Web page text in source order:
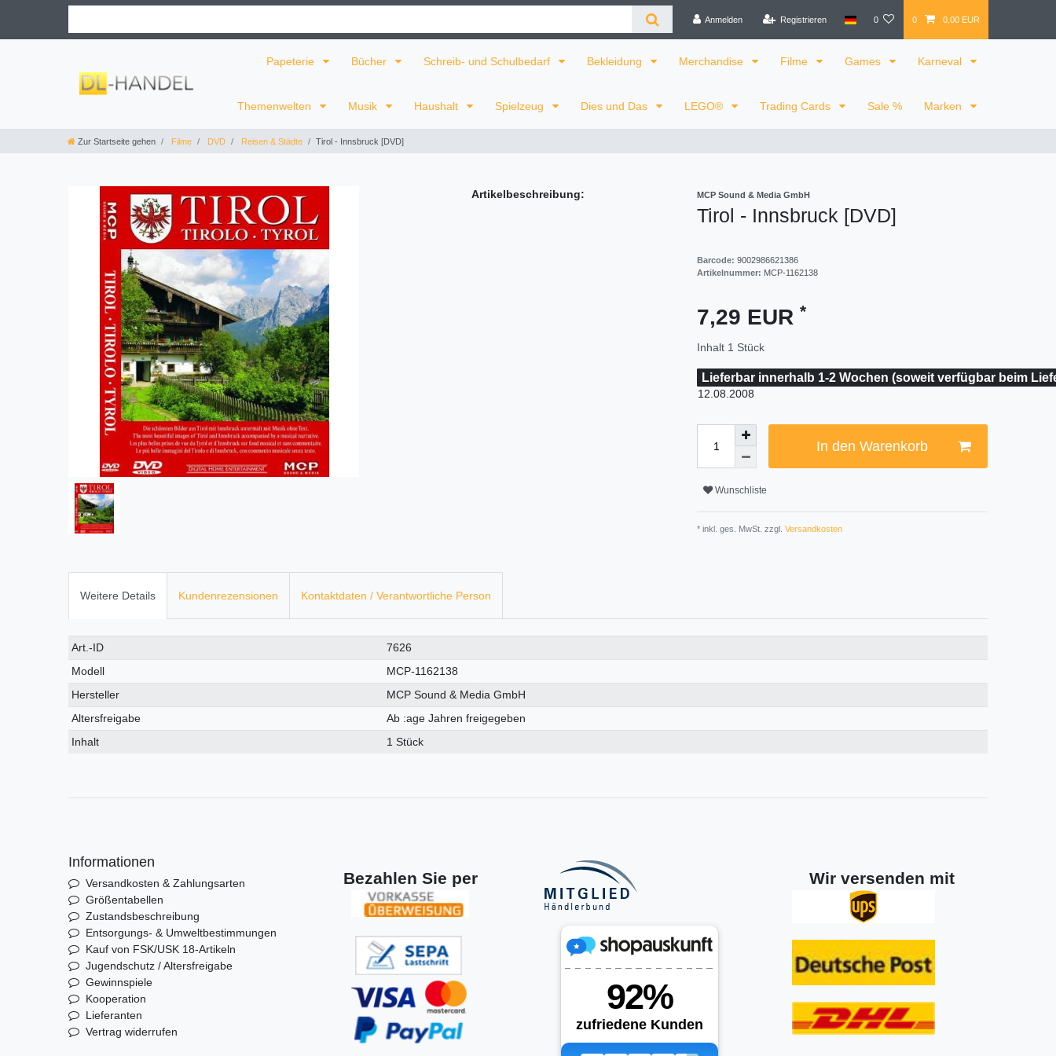
Anmelden Registrieren 0 0 0,00 EUR
Papeterie Bücher Schreib- und Schulbedarf Bekleidung Merchandise Filme Games Karneval
Themenwelten Musik Haushalt Spielzeug Dies und Das LEGO® Trading Cards Sale % Marken
Zur Startseite gehen Filme DVD Reisen & Städte Tirol - Innsbruck [DVD]
Artikelbeschreibung: MCP Sound & Media GmbH
Tirol - Innsbruck [DVD]
Barcode: 9002986621386
Artikelnummer: MCP-1162138
7,29 EUR *
Inhalt 1 Stück
Lieferbar innerhalb 1-2 Wochen (soweit verfügbar beim
12.08.2008
In den Warenkorb
Wunschliste
* inkl. ges. MwSt. zzgl. Versandkosten
Weitere Details Kundenrezensionen Kontaktdaten / Verantwortliche Person
Technisches
Merkmal
Wert
Art.-ID
7626
Modell
MCP-1162138
Hersteller
MCP Sound & Media GmbH
Altersfreigabe
Ab :age Jahren freigegeben
Inhalt
1 Stück
Informationen
Versandkosten & Zahlungsarten
Größentabellen
Zustandsbeschreibung
Entsorgungs- & Umweltbestimmungen
Kauf von FSK/USK 18-Artikeln
Jugendschutz / Altersfreigabe
Gewinnspiele
Kooperation
Lieferanten
Vertrag widerrufen
Bezahlen Sie per Wir versenden mit